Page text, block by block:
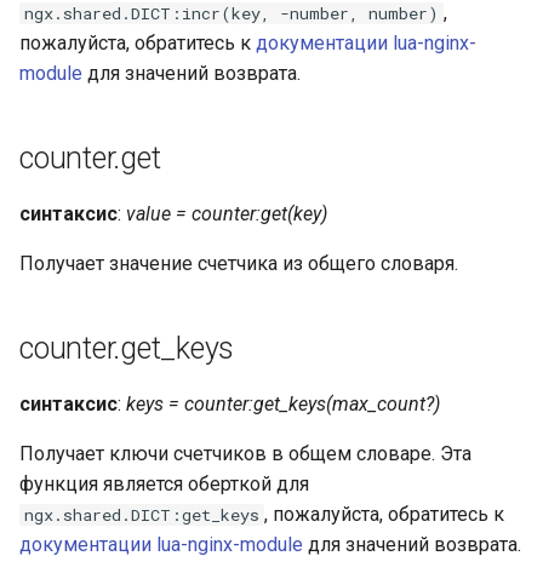
form-input
google
graphite
headers-more
iconv
image-filter
ngx.shared.DICT:incr(key, -number, number) ,
пожалуйста, обратитесь к документации lua-nginx-
module для значений возврата.
counter.get
синтаксис: value = counter:get(key)
Получает значение счетчика из общего словаря.
counter.get_keys
синтаксис: keys = counter:get_keys(max_count?)
Получает ключи счетчиков в общем словаре. Эта
функция является оберткой для
ngx.shared.DICT:get_keys , пожалуйста, обратитесь к
документации lua-nginx-module для значений возврата.